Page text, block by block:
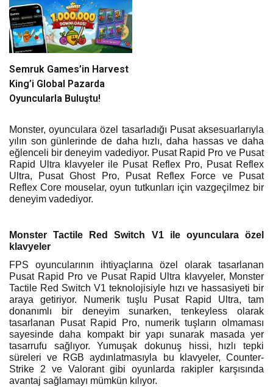
Semruk Games’in Harvest
King’i Global Pazarda
Oyuncularla Buluştu!
Monster, oyunculara özel tasarladığı Pusat aksesuarlarıyla
yılın son günlerinde de daha hızlı, daha hassas ve daha
eğlenceli bir deneyim vadediyor. Pusat Rapid Pro ve Pusat
Rapid Ultra klavyeler ile Pusat Reflex Pro, Pusat Reflex
Ultra, Pusat Ghost Pro, Pusat Reflex Force ve Pusat
Reflex Core mouselar, oyun tutkunları için vazgeçilmez bir
deneyim vadediyor.
Monster Tactile Red Switch V1 ile oyunculara özel
klavyeler
FPS oyuncularının ihtiyaçlarına özel olarak tasarlanan
Pusat Rapid Pro ve Pusat Rapid Ultra klavyeler, Monster
Tactile Red Switch V1 teknolojisiyle hızı ve hassasiyeti bir
araya getiriyor. Numerik tuşlu Pusat Rapid Ultra, tam
donanımlı bir deneyim sunarken, tenkeyless olarak
tasarlanan Pusat Rapid Pro, numerik tuşların olmaması
sayesinde daha kompakt bir yapı sunarak masada yer
tasarrufu sağlıyor. Yumuşak dokunuş hissi, hızlı tepki
süreleri ve RGB aydınlatmasıyla bu klavyeler, Counter-
Strike 2 ve Valorant gibi oyunlarda rakipler karşısında
avantaj sağlamayı mümkün kılıyor.